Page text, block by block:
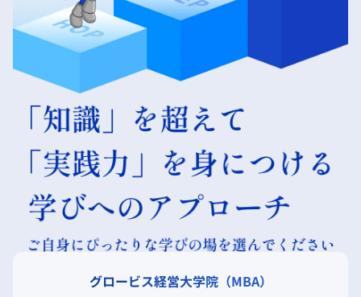
グロービス経営大学院（MBA）